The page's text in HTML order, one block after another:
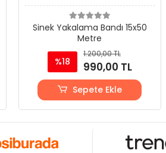
Sinek Yakalama Bandı 15x50
Metre
%18
1.200,00 TL
990,00 TL
Sepete Ekle